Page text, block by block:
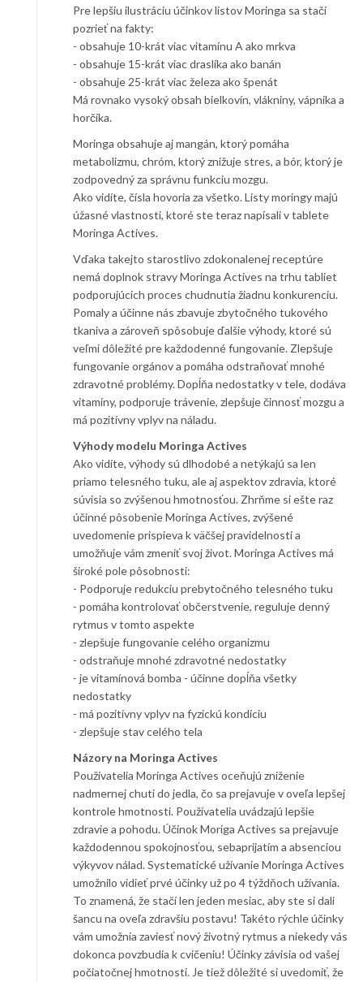
Pre lepšiu ilustráciu účinkov listov Moringa sa stačí
pozrieť na fakty:
- obsahuje 10-krát viac vitamínu A ako mrkva
- obsahuje 15-krát viac draslíka ako banán
- obsahuje 25-krát viac železa ako špenát
Má rovnako vysoký obsah bielkovín, vlákniny, vápnika a
horčíka.
Moringa obsahuje aj mangán, ktorý pomáha
metabolizmu, chróm, ktorý znižuje stres, a bór, ktorý je
zodpovedný za správnu funkciu mozgu.
Ako vidíte, čísla hovoria za všetko. Listy moringy majú
úžasné vlastnosti, ktoré ste teraz napísali v tablete
Moringa Actives.
Vďaka takejto starostlivo zdokonalenej receptúre
nemá doplnok stravy Moringa Actives na trhu tabliet
podporujúcich proces chudnutia žiadnu konkurenciu.
Pomaly a účinne nás zbavuje zbytočného tukového
tkaniva a zároveň spôsobuje ďalšie výhody, ktoré sú
veľmi dôležité pre každodenné fungovanie. Zlepšuje
fungovanie orgánov a pomáha odstraňovať mnohé
zdravotné problémy. Dopĺňa nedostatky v tele, dodáva
vitamíny, podporuje trávenie, zlepšuje činnosť mozgu a
má pozitívny vplyv na náladu.
Výhody modelu Moringa Actives
Ako vidíte, výhody sú dlhodobé a netýkajú sa len
priamo telesného tuku, ale aj aspektov zdravia, ktoré
súvisia so zvýšenou hmotnosťou. Zhrňme si ešte raz
účinné pôsobenie Moringa Actives, zvýšené
uvedomenie prispieva k väčšej pravidelnosti a
umožňuje vám zmeniť svoj život. Moringa Actives má
široké pole pôsobnosti:
- Podporuje redukciu prebytočného telesného tuku
- pomáha kontrolovať občerstvenie, reguluje denný
rytmus v tomto aspekte
- zlepšuje fungovanie celého organizmu
- odstraňuje mnohé zdravotné nedostatky
- je vitamínová bomba - účinne dopĺňa všetky
nedostatky
- má pozitívny vplyv na fyzickú kondíciu
- zlepšuje stav celého tela
Názory na Moringa Actives
Používatelia Moringa Actives oceňujú zníženie
nadmernej chuti do jedla, čo sa prejavuje v oveľa lepšej
kontrole hmotnosti. Používatelia uvádzajú lepšie
zdravie a pohodu. Účinok Moriga Actives sa prejavuje
každodennou spokojnosťou, sebaprijatím a absenciou
výkyvov nálad. Systematické užívanie Moringa Actives
umožnilo vidieť prvé účinky už po 4 týždňoch užívania.
To znamená, že stačí len jeden mesiac, aby ste si dali
šancu na oveľa zdravšiu postavu! Takéto rýchle účinky
vám umožnia zaviesť nový životný rytmus a niekedy vás
dokonca povzbudia k cvičeniu! Účinky závisia od vašej
počiatočnej hmotnosti. Je tiež dôležité si uvedomiť, že